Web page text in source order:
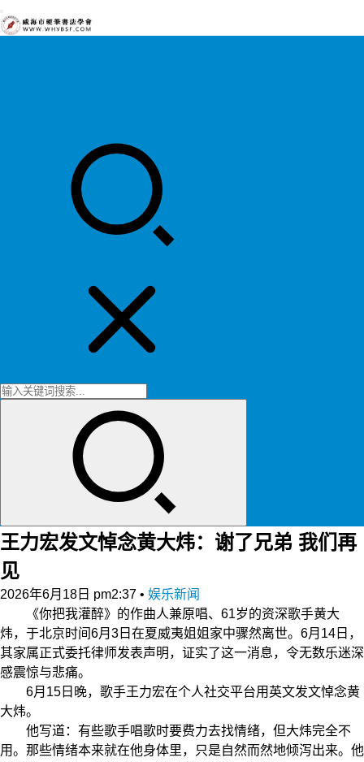
王力宏发文悼念黄大炜：谢了兄弟 我们再
见
2026年6月18日 pm2:37 • 娱乐新闻
《你把我灌醉》的作曲人兼原唱、61岁的资深歌手黄大
炜，于北京时间6月3日在夏威夷姐姐家中骤然离世。6月14日，
其家属正式委托律师发表声明，证实了这一消息，令无数乐迷深
感震惊与悲痛。
6月15日晚，歌手王力宏在个人社交平台用英文发文悼念黄
大炜。
他写道：有些歌手唱歌时要费力去找情绪，但大炜完全不
用。那些情绪本来就在他身体里，只是自然而然地倾泻出来。他